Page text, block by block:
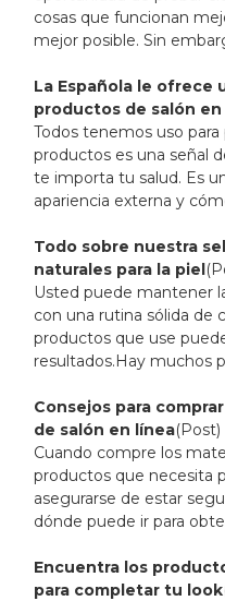
cosas que funcionan
mejor posible. Sin
La Española le ofrece
productos de salón
Todos tenemos uso
productos es una señal
te importa tu salud. Es
apariencia externa y
Todo sobre nuestra
naturales para la piel
Usted puede mantener
con una rutina sólida de
productos que use
resultados.Hay muchos
Consejos para
de salón en línea(Post)
Cuando compre los
productos que necesita
asegurarse de estar
dónde puede ir para
Encuentra los
para completar tu look